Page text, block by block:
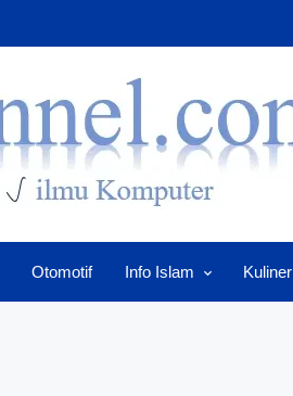
Otomotif Info Islam Kuliner